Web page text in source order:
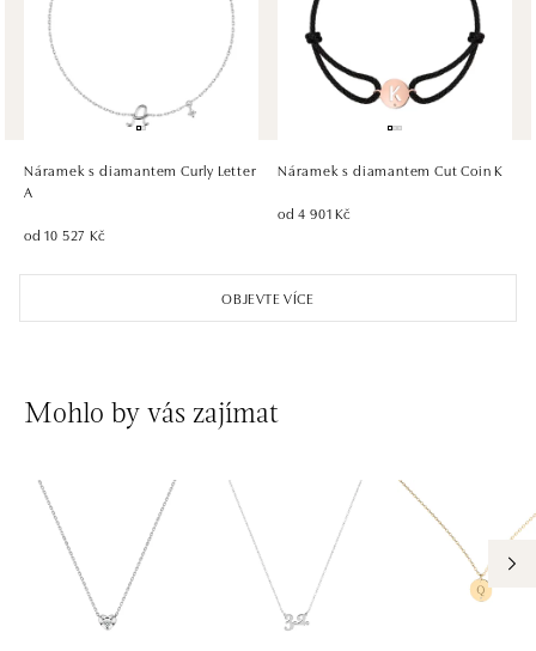
dnes otevřeno do 21:00
HALADA OC Eurovea, Bratislava
Pribinova 8, 811 09 Bratislava
dnes otevřeno do 21:00
OBJEVTE VÍCE
Náramek s diamantem Curly Letter
A
od 10 527 Kč
Náramek s diamantem Cut Coin K
od 4 901 Kč
Mohlo by vás zajímat